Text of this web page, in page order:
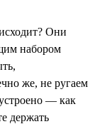
Они
набором
же, не ругаем
— как
держать